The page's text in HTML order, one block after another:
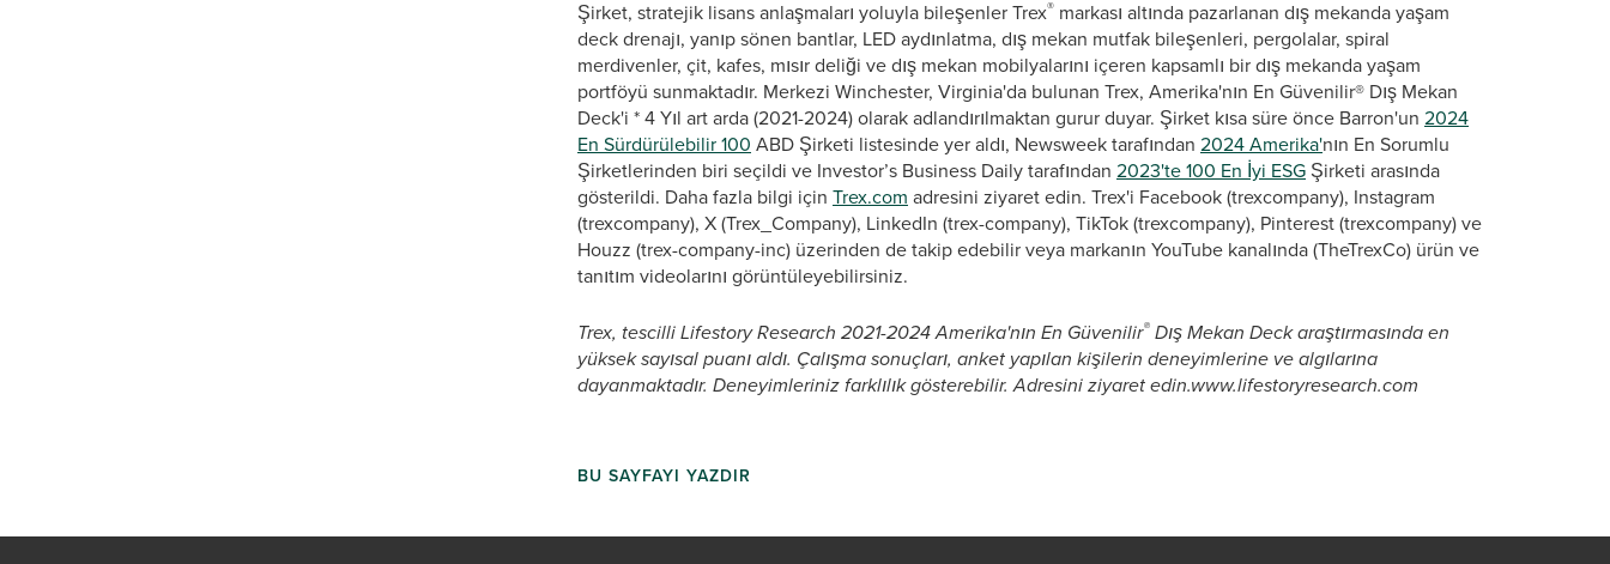
Şirket, stratejik lisans anlaşmaları yoluyla bileşenler Trex® markası altında pazarlanan dış mekanda yaşam
deck drenajı, yanıp sönen bantlar, LED aydınlatma, dış mekan mutfak bileşenleri, pergolalar, spiral
merdivenler, çit, kafes, mısır deliği ve dış mekan mobilyalarını içeren kapsamlı bir dış mekanda yaşam
portföyü sunmaktadır. Merkezi Winchester, Virginia'da bulunan Trex, Amerika'nın En Güvenilir® Dış Mekan
Deck'i * 4 Yıl art arda (2021-2024) olarak adlandırılmaktan gurur duyar. Şirket kısa süre önce Barron'un 2024
En Sürdürülebilir 100 ABD Şirketi listesinde yer aldı, Newsweek tarafından 2024 Amerika'nın En Sorumlu
Şirketlerinden biri seçildi ve Investor’s Business Daily tarafından 2023'te 100 En İyi ESG Şirketi arasında
gösterildi. Daha fazla bilgi için Trex.com adresini ziyaret edin. Trex'i Facebook (trexcompany), Instagram
(trexcompany), X (Trex_Company), LinkedIn (trex-company), TikTok (trexcompany), Pinterest (trexcompany) ve
Houzz (trex-company-inc) üzerinden de takip edebilir veya markanın YouTube kanalında (TheTrexCo) ürün ve
tanıtım videolarını görüntüleyebilirsiniz.
Trex, tescilli Lifestory Research 2021-2024 Amerika'nın En Güvenilir® Dış Mekan Deck araştırmasında en
yüksek sayısal puanı aldı. Çalışma sonuçları, anket yapılan kişilerin deneyimlerine ve algılarına
dayanmaktadır. Deneyimleriniz farklılık gösterebilir. Adresini ziyaret edin.www.lifestoryresearch.com
BU SAYFAYI YAZDIR